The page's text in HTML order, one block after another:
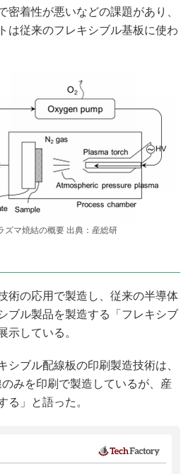
着性が悪いなどの課題があり、
は従来のフレキシブル基板に使わ
ズマ焼結の概要 出典：産総研
術の応用で製造し、従来の半導体
ブル製品を製造する「フレキシブ
示している。
ブル配線板の印刷製造技術は、
みを印刷で製造しているが、産
る」と語った。